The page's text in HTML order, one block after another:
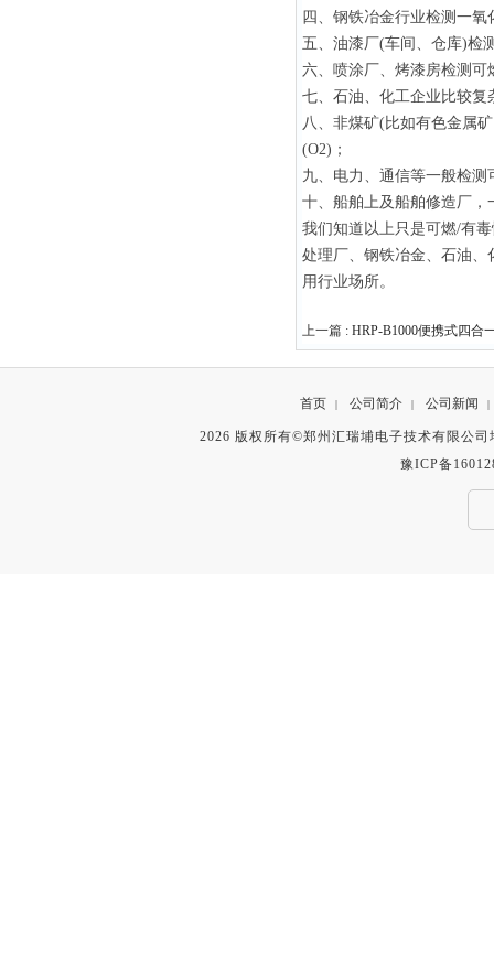
四、钢铁冶金行业检测一氧
五、油漆厂(车间、仓库)检
六、喷涂厂、烤漆房检测
七、石油、化工企业比较
八、非煤矿(比如有色金属
(O2)；
九、电力、通信等一般检测
十、船舶上及船舶修造厂
我们知道以上只是可燃/有
处理厂、钢铁冶金、石油
用行业场所。
上一篇 : HRP-B1000便携式四合
首页 | 公司简介 | 公司新闻 |
2026 版权所有©郑州汇瑞埔电子技术有限公
豫ICP备